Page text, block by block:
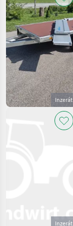
Inzerát
Inzerát